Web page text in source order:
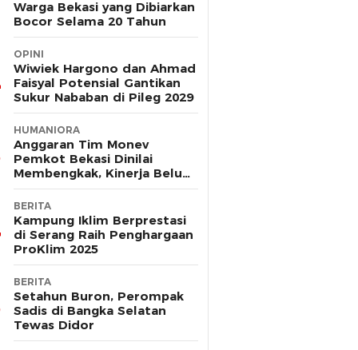
Warga Bekasi yang Dibiarkan
Bocor Selama 20 Tahun
OPINI
Wiwiek Hargono dan Ahmad
Faisyal Potensial Gantikan
Sukur Nababan di Pileg 2029
HUMANIORA
Anggaran Tim Monev
Pemkot Bekasi Dinilai
Membengkak, Kinerja Belum
Terbukti Efektif
BERITA
Kampung Iklim Berprestasi
di Serang Raih Penghargaan
ProKlim 2025
BERITA
Setahun Buron, Perompak
Sadis di Bangka Selatan
Tewas Didor